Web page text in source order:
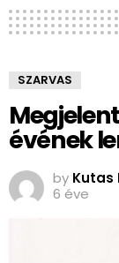
SZARVAS
évének
by Kutas
6 éve